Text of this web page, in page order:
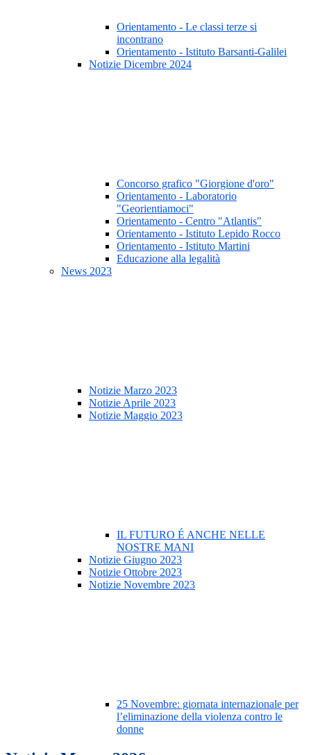
Orientamento - Le classi terze si
incontrano
Orientamento - Istituto Barsanti-Galilei
Notizie Dicembre 2024
Concorso grafico "Giorgione d'oro"
Orientamento - Laboratorio
"Georientiamoci"
Orientamento - Centro "Atlantis"
Orientamento - Istituto Lepido Rocco
Orientamento - Istituto Martini
Educazione alla legalità
News 2023
Notizie Marzo 2023
Notizie Aprile 2023
Notizie Maggio 2023
IL FUTURO É ANCHE NELLE
NOSTRE MANI
Notizie Giugno 2023
Notizie Ottobre 2023
Notizie Novembre 2023
25 Novembre: giornata internazionale per
l’eliminazione della violenza contro le
donne